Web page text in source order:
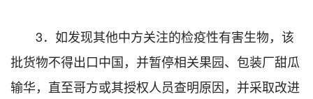
3．如发现其他中方关注的检疫性有害生物，该
批货物不得出口中国，并暂停相关果园、包装厂甜瓜
输华，直至哥方或其授权人员查明原因，并采取改进